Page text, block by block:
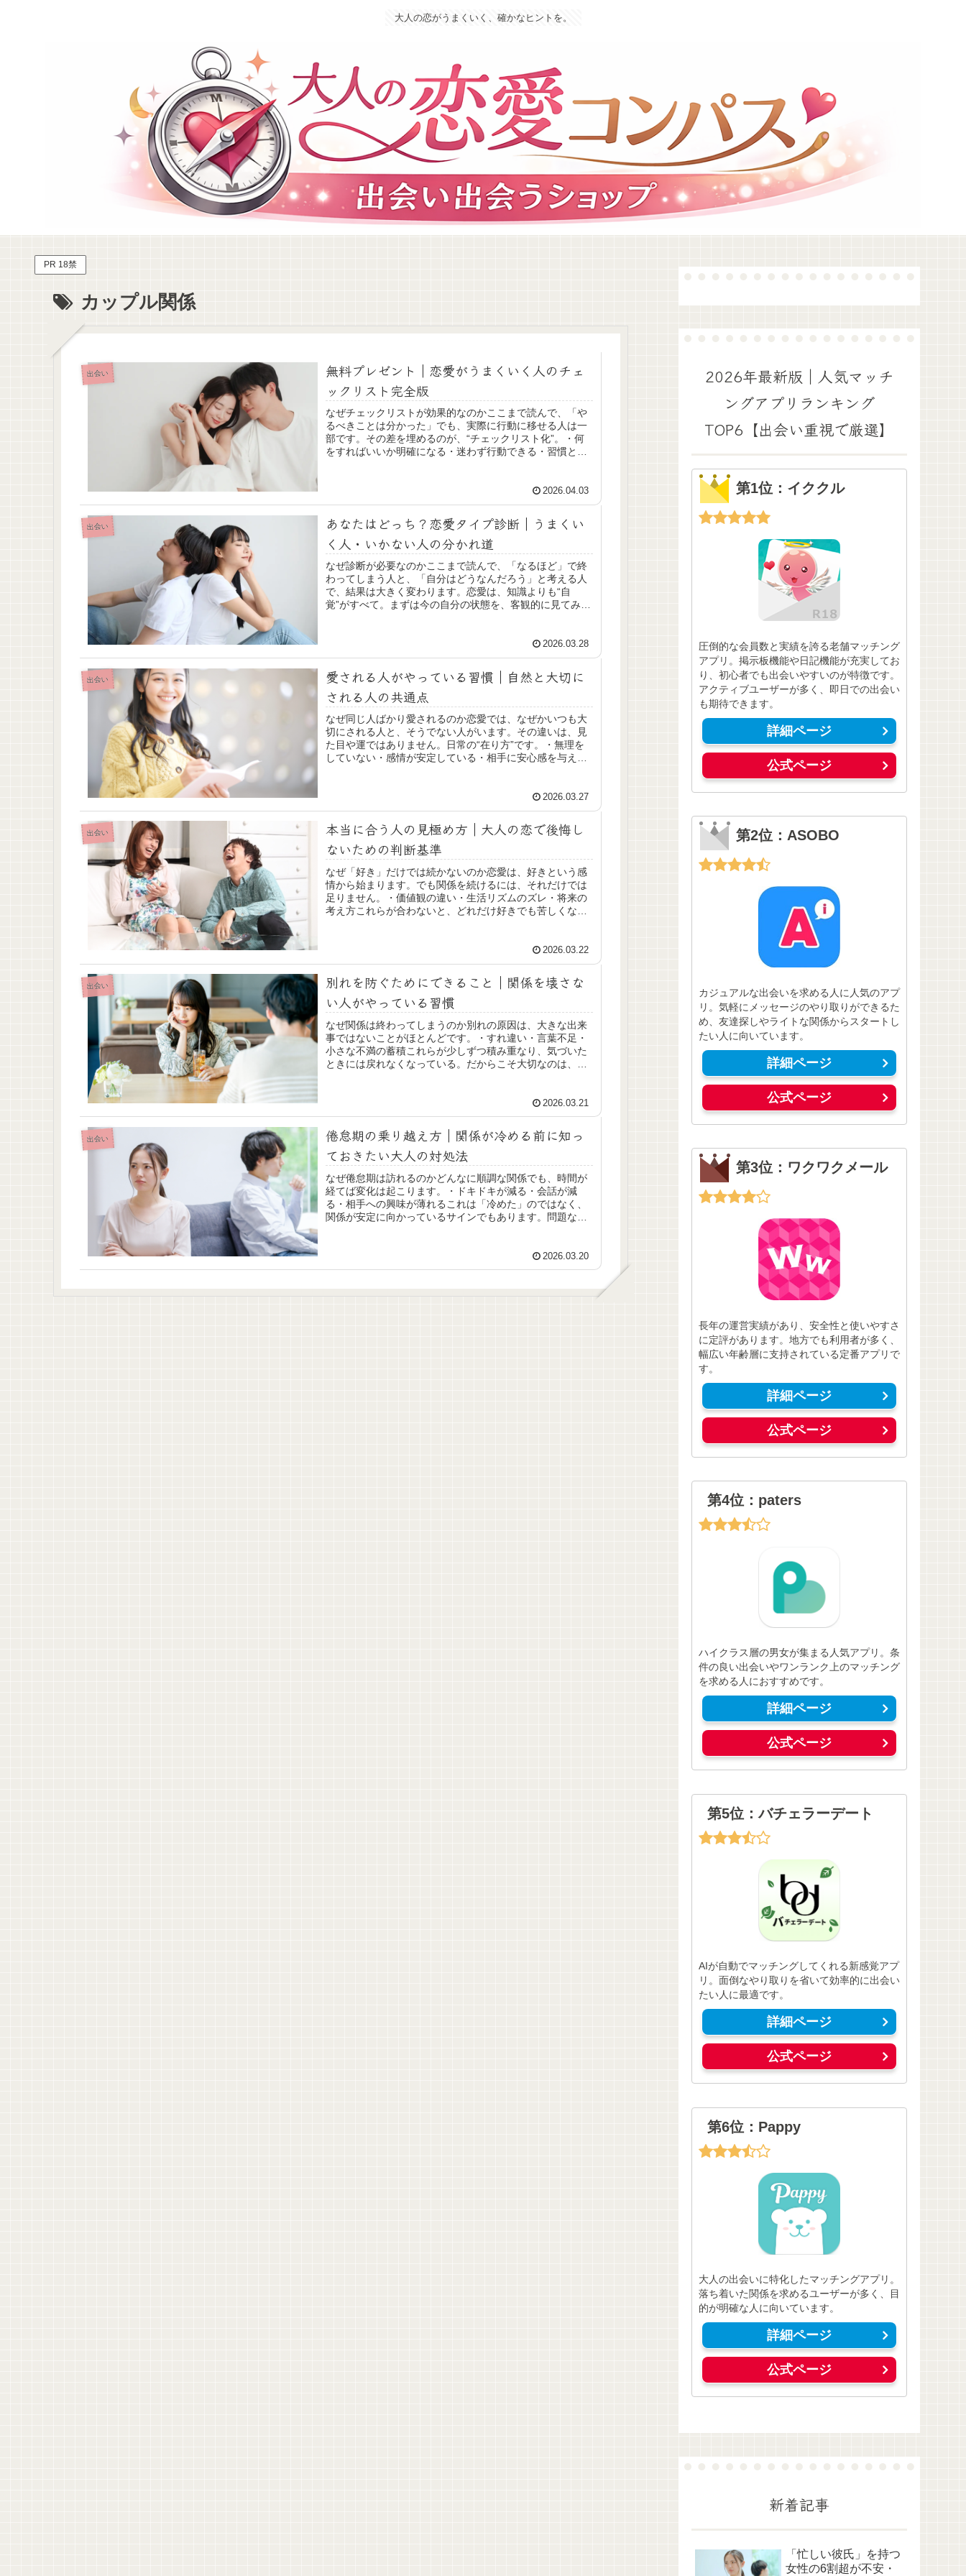
大人の恋がうまくいく、確かなヒントを。
PR 18禁
カップル関係
出会い
無料プレゼント｜恋愛がうまくいく人のチェ
ックリスト完全版
なぜチェックリストが効果的なのかここまで読んで、「や
るべきことは分かった」でも、実際に行動に移せる人は一
部です。その差を埋めるのが、“チェックリスト化”。・何
をすればいいか明確になる・迷わず行動できる・習慣とし
2026.04.03
出会い
あなたはどっち？恋愛タイプ診断｜うまくい
く人・いかない人の分かれ道
なぜ診断が必要なのかここまで読んで、「なるほど」で終
わってしまう人と、「自分はどうなんだろう」と考える人
で、結果は大きく変わります。恋愛は、知識よりも“自
覚”がすべて。まずは今の自分の状態を、客観的に見てみま
2026.03.28
出会い
愛される人がやっている習慣｜自然と大切に
される人の共通点
なぜ同じ人ばかり愛されるのか恋愛では、なぜかいつも大
切にされる人と、そうでない人がいます。その違いは、見
た目や運ではありません。日常の“在り方”です。・無理を
していない・感情が安定している・相手に安心感を与えて
2026.03.27
出会い
本当に合う人の見極め方｜大人の恋で後悔し
ないための判断基準
なぜ「好き」だけでは続かないのか恋愛は、好きという感
情から始まります。でも関係を続けるには、それだけでは
足りません。・価値観の違い・生活リズムのズレ・将来の
考え方これらが合わないと、どれだけ好きでも苦しくなり
2026.03.22
出会い
別れを防ぐためにできること｜関係を壊さな
い人がやっている習慣
なぜ関係は終わってしまうのか別れの原因は、大きな出来
事ではないことがほとんどです。・すれ違い・言葉不足・
小さな不満の蓄積これらが少しずつ積み重なり、気づいた
ときには戻れなくなっている。だからこそ大切なのは、
2026.03.21
出会い
倦怠期の乗り越え方｜関係が冷める前に知っ
ておきたい大人の対処法
なぜ倦怠期は訪れるのかどんなに順調な関係でも、時間が
経てば変化は起こります。・ドキドキが減る・会話が減
る・相手への興味が薄れるこれは「冷めた」のではなく、
関係が安定に向かっているサインでもあります。問題なの
2026.03.20
2026年最新版｜人気マッチ
ングアプリランキング
TOP6【出会い重視で厳選】
第1位：イククル
圧倒的な会員数と実績を誇る老舗マッチング
アプリ。掲示板機能や日記機能が充実してお
り、初心者でも出会いやすいのが特徴です。
アクティブユーザーが多く、即日での出会い
も期待できます。
詳細ページ
公式ページ
第2位：ASOBO
カジュアルな出会いを求める人に人気のアプ
リ。気軽にメッセージのやり取りができるた
め、友達探しやライトな関係からスタートし
たい人に向いています。
詳細ページ
公式ページ
第3位：ワクワクメール
長年の運営実績があり、安全性と使いやすさ
に定評があります。地方でも利用者が多く、
幅広い年齢層に支持されている定番アプリで
す。
詳細ページ
公式ページ
第4位：paters
ハイクラス層の男女が集まる人気アプリ。条
件の良い出会いやワンランク上のマッチング
を求める人におすすめです。
詳細ページ
公式ページ
第5位：バチェラーデート
AIが自動でマッチングしてくれる新感覚アプ
リ。面倒なやり取りを省いて効率的に出会い
たい人に最適です。
詳細ページ
公式ページ
第6位：Pappy
大人の出会いに特化したマッチングアプリ。
落ち着いた関係を求めるユーザーが多く、目
的が明確な人に向いています。
詳細ページ
公式ページ
新着記事
「忙しい彼氏」を持つ
女性の6割超が不安・